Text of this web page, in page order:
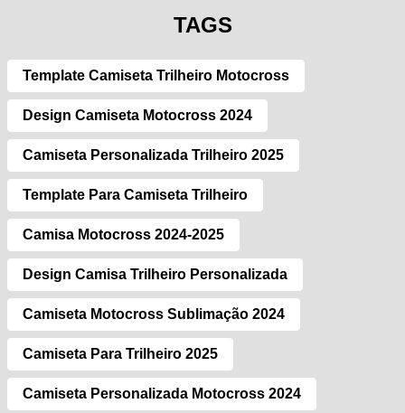
TAGS
Template Camiseta Trilheiro Motocross
Design Camiseta Motocross 2024
Camiseta Personalizada Trilheiro 2025
Template Para Camiseta Trilheiro
Camisa Motocross 2024-2025
Design Camisa Trilheiro Personalizada
Camiseta Motocross Sublimação 2024
Camiseta Para Trilheiro 2025
Camiseta Personalizada Motocross 2024